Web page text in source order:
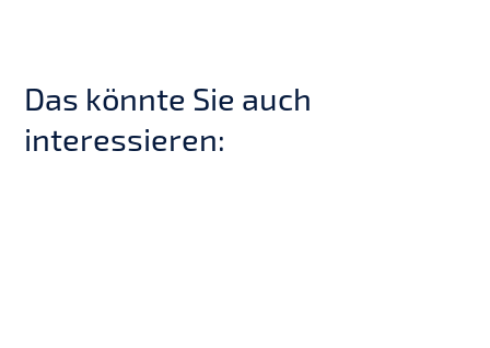
Das könnte Sie auch
interessieren: